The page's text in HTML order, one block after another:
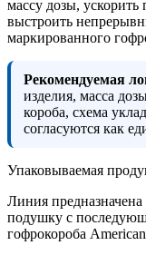
массу дозы, ускорить
выстроить
маркированного
Рекомендуемая
изделия, масса
короба, схема
согласуются как
Упаковываемая
Линия предназначена
подушку с
гофрокороба